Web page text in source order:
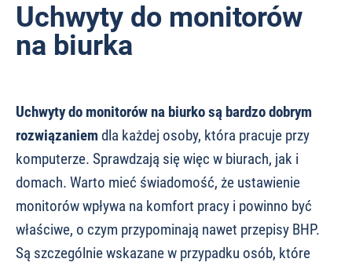
Uchwyty do monitorów
na biurka
Uchwyty do monitorów na biurko są bardzo dobrym
rozwiązaniemdla każdej osoby, która pracuje przy
komputerze. Sprawdzają się więc w biurach, jak i
domach. Warto mieć świadomość, że ustawienie
monitorów wpływa na komfort pracy i powinno być
właściwe, o czym przypominają nawet przepisy BHP.
Są szczególnie wskazane w przypadku osób, które